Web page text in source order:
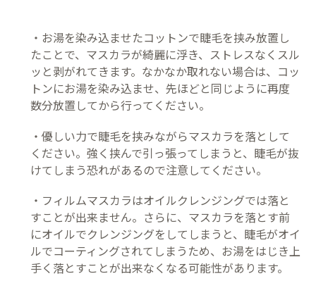
・お湯を染み込ませたコットンで睫毛を挟み放置し
たことで、マスカラが綺麗に浮き、ストレスなくスル
ッと剥がれてきます。なかなか取れない場合は、コッ
トンにお湯を染み込ませ、先ほどと同じように再度
数分放置してから行ってください。
・優しい力で睫毛を挟みながらマスカラを落として
ください。強く挟んで引っ張ってしまうと、睫毛が抜
けてしまう恐れがあるので注意してください。
・フィルムマスカラはオイルクレンジングでは落と
すことが出来ません。さらに、マスカラを落とす前
にオイルでクレンジングをしてしまうと、睫毛がオイ
ルでコーティングされてしまうため、お湯をはじき上
手く落とすことが出来なくなる可能性があります。